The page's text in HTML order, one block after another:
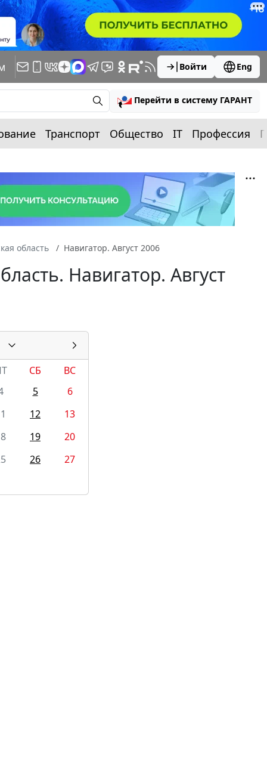
Войти Eng
Перейти в систему ГАРАНТ
Транспорт Общество IT Профессия
область Навигатор. Август 2006
Навигатор. Август
СБ
ВС
5
6
12
13
19
20
26 27